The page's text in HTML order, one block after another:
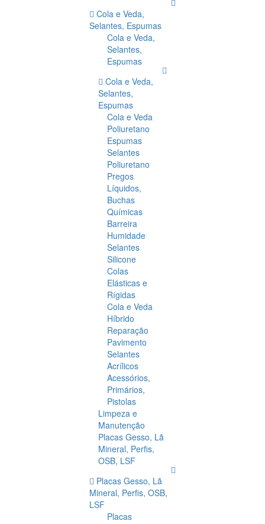
Cola e Veda,
Selantes, Espumas
Cola e Veda,
Selantes,
Espumas
Cola e Veda,
Selantes,
Espumas
Cola e Veda
Poliuretano
Espumas
Selantes
Poliuretano
Pregos
Líquidos,
Buchas
Químicas
Barreira
Humidade
Selantes
Silicone
Colas
Elásticas e
Rígidas
Cola e Veda
Híbrido
Reparação
Pavimento
Selantes
Acrílicos
Acessórios,
Primários,
Pistolas
Limpeza e
Manutenção
Placas Gesso, Lã
Mineral, Perfis,
OSB, LSF
Placas Gesso, Lã
Mineral, Perfis, OSB,
LSF
Placas